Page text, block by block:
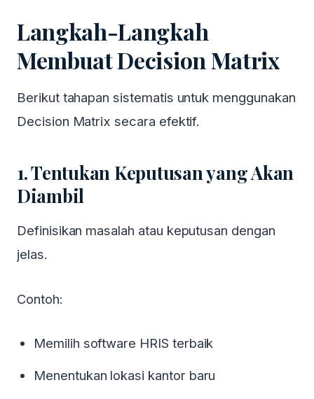
Langkah-Langkah
Membuat Decision Matrix
Berikut tahapan sistematis untuk menggunakan
Decision Matrix secara efektif.
1. Tentukan Keputusan yang Akan
Diambil
Definisikan masalah atau keputusan dengan
jelas.
Contoh:
Memilih software HRIS terbaik
Menentukan lokasi kantor baru